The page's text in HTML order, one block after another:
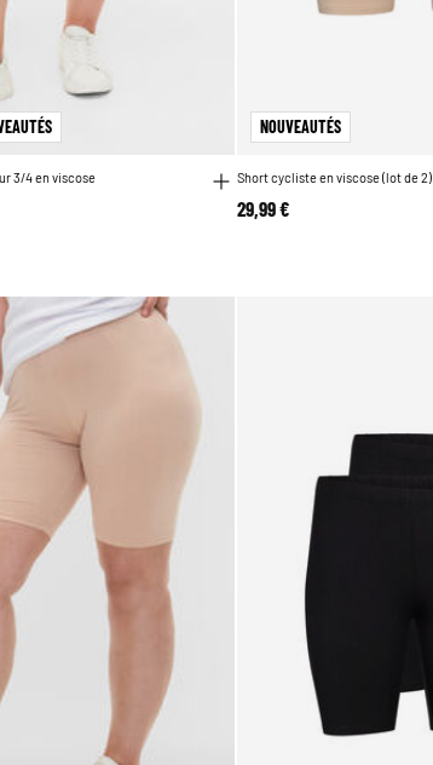
3/4 en viscose
NOUVEAUTÉS
Short cycliste en viscose (lot de 2)
29,99 €